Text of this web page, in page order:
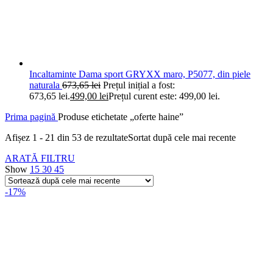
Incaltaminte Dama sport GRYXX maro, P5077, din piele
naturala 673,65lei Prețul inițial a fost:
673,65 lei.499,00 leiPrețul curent este: 499,00 lei.
Prima pagină Produse etichetate „oferte haine”
Afișez 1 - 21 din 53 de rezultateSortat după cele mai recente
ARATĂ FILTRU
Show 15 30 45
-17%